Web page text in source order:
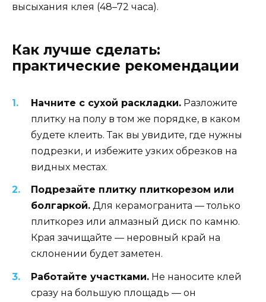
высыхания клея (48–72 часа).
Как лучше сделать:
практические рекомендации
Начните с сухой раскладки. Разложите
плитку на полу в том же порядке, в каком
будете клеить. Так вы увидите, где нужны
подрезки, и избежите узких обрезков на
видных местах.
Подрезайте плитку плиткорезом или
болгаркой. Для керамогранита — только
плиткорез или алмазный диск по камню.
Края зачищайте — неровный край на
склонении будет заметен.
Работайте участками. Не наносите клей
сразу на большую площадь — он